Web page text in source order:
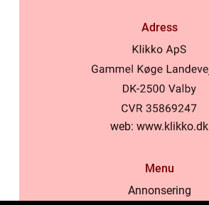
Adress
web: www.klikko.dk
Menu
Annonsering